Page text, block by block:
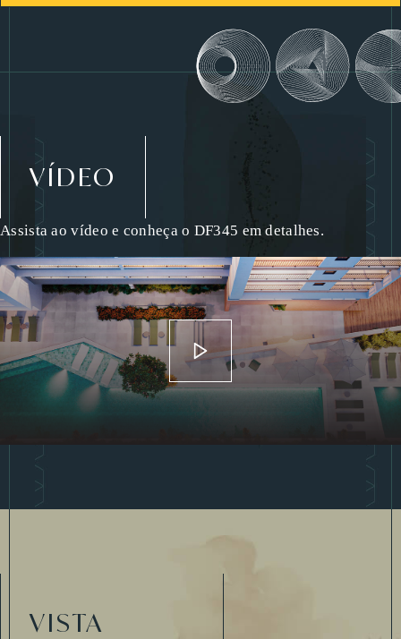
VÍDEO
Assista ao vídeo e conheça o DF345 em detalhes.
VISTA